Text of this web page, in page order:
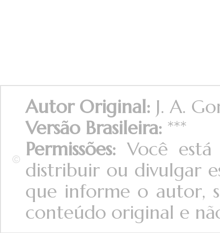
Autor Original: J. A.
Versão Brasileira: ***
Permissões:Você
distribuir ou divulgar
que informe o autor,
conteúdo original e